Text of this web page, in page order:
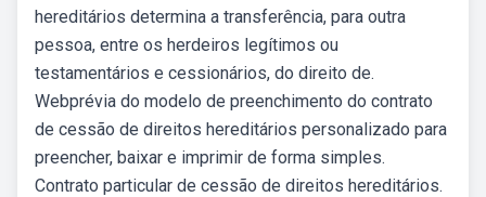
hereditários determina a transferência, para outra
pessoa, entre os herdeiros legítimos ou
testamentários e cessionários, do direito de.
Webprévia do modelo de preenchimento do contrato
de cessão de direitos hereditários personalizado para
preencher, baixar e imprimir de forma simples.
Contrato particular de cessão de direitos hereditários.